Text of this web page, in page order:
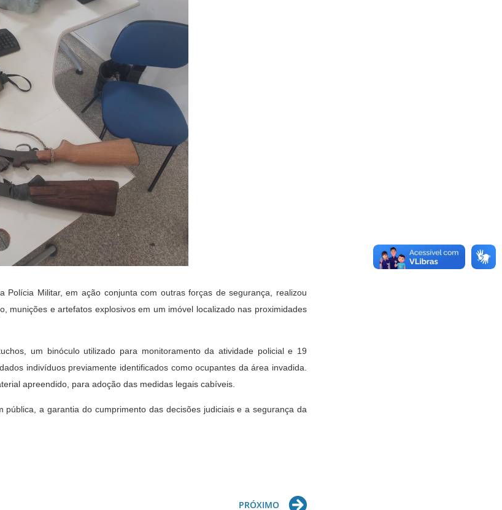
Militar, em ação conjunta com outras forças de segurança, realizou
e artefatos explosivos em um imóvel localizado nas proximidades
um binóculo utilizado para monitoramento da atividade policial e 19
indivíduos previamente identificados como ocupantes da área invadida.
apreendido, para adoção das medidas legais cabíveis.
a garantia do cumprimento das decisões judiciais e a segurança da
PRÓXIMO Next